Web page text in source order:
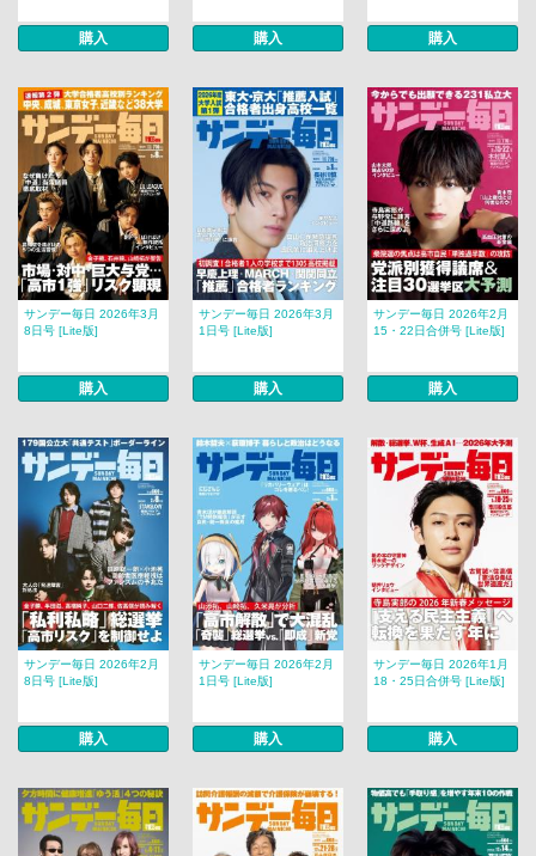
購入 購入 購入
サンデー毎日 2026年3月
8日号 [Lite版]
購入
サンデー毎日 2026年3月
1日号 [Lite版]
購入
サンデー毎日 2026年2月
15・22日合併号 [Lite版]
購入
サンデー毎日 2026年2月
8日号 [Lite版]
購入
サンデー毎日 2026年2月
1日号 [Lite版]
購入
サンデー毎日 2026年1月
18・25日合併号 [Lite版]
購入